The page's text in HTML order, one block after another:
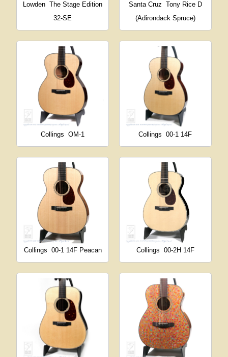
Lowden The Stage Edition
32-SE
Santa Cruz Tony Rice D
(Adirondack Spruce)
Collings OM-1 Collings 00-1 14F
Collings 00-1 14F Peacan Collings 00-2H 14F